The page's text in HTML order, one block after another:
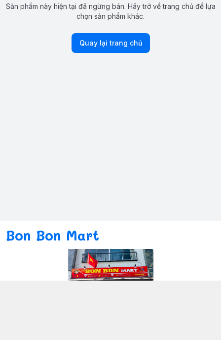
Sản phẩm này hiện tại đã ngừng bán. Hãy trở về trang chủ để lựa
chọn sản phẩm khác.
Quay lại trang chủ
Bon Bon Mart